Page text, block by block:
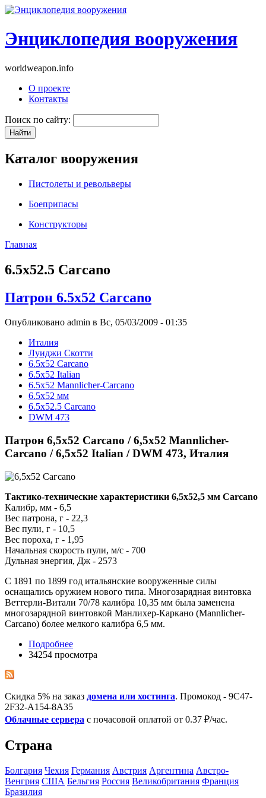
Энциклопедия вооружения
worldweapon.info
О проекте
Контакты
Поиск по сайту:
Каталог вооружения
Пистолеты и револьверы
Боеприпасы
Конструкторы
Главная
6.5x52.5 Carcano
Патрон 6.5x52 Cаrсаnо
Опубликовано admin в Вс, 05/03/2009 - 01:35
Италия
Луиджи Скотти
6.5x52 Cаrсаnо
6.5x52 Italian
6.5x52 Mannlicher-Carcano
6.5x52 мм
6.5x52.5 Carcano
DWM 473
Патрон 6,5x52 Cаrсаnо / 6,5x52 Mannlicher-
Carcano / 6,5x52 Italian / DWM 473, Италия
Тактико-технические характеристики 6,5x52,5 мм Carcano
Калибр, мм - 6,5
Вес патрона, г - 22,3
Вес пули, г - 10,5
Вес пороха, г - 1,95
Начальная скорость пули, м/с - 700
Дульная энергия, Дж - 2573
С 1891 по 1899 год итальянские вооруженные силы
оснащались оружием нового типа. Многозарядная винтовка
Веттерли-Витали 70/78 калибра 10,35 мм была заменена
многозарядной винтовкой Манлихер-Каркано (Mannlicher-
Carcano) более мелкого калибра 6,5 мм.
Подробнее
34254 просмотра
Скидка 5% на заказ домена или хостинга. Промокод - 9C47-
2F32-A154-8A35
Облачные сервера с почасовой оплатой от 0.37 ₽/час.
Страна
Болгария Чехия Германия Австрия Аргентина Австро-
Венгрия США Бельгия Росcия Великобритания Франция
Бразилия